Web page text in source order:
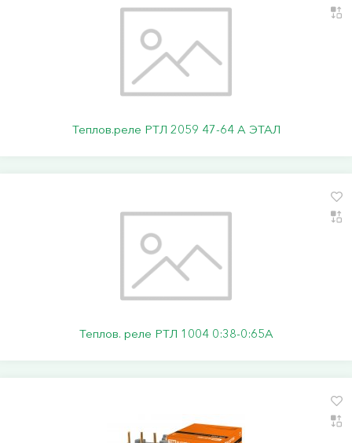
Теплов.реле РТЛ 2059 47-64 А ЭТАЛ
Теплов. реле РТЛ 1004 0:38-0:65А